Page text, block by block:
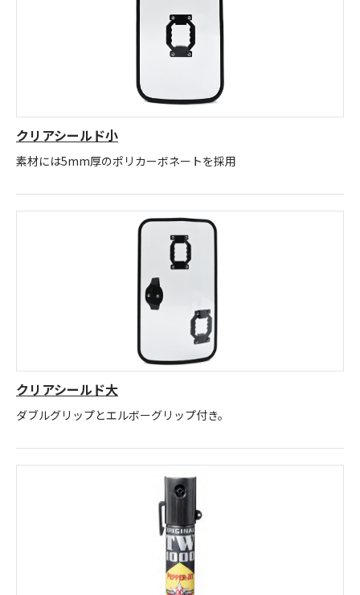
クリアシールド小
素材には5mm厚のポリカーボネートを採用
クリアシールド大
ダブルグリップとエルボーグリップ付き。